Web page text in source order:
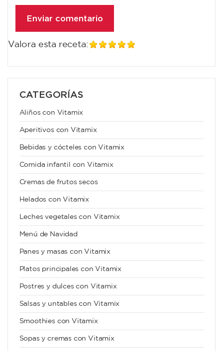
Valora esta receta:
CATEGORÍAS
Aliños con Vitamix
Aperitivos con Vitamix
Bebidas y cócteles con Vitamix
Comida infantil con Vitamix
Cremas de frutos secos
Helados con Vitamix
Leches vegetales con Vitamix
Menú de Navidad
Panes y masas con Vitamix
Platos principales con Vitamix
Postres y dulces con Vitamix
Salsas y untables con Vitamix
Smoothies con Vitamix
Sopas y cremas con Vitamix